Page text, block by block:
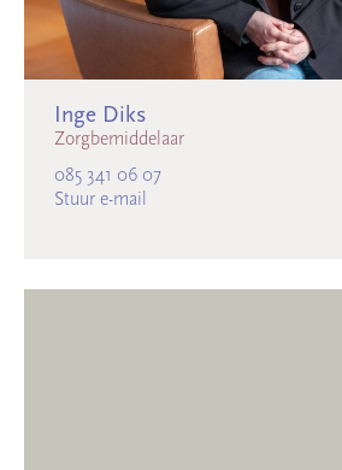
Inge Diks
Zorgbemiddelaar
085 341 06 07
Stuur e-mail